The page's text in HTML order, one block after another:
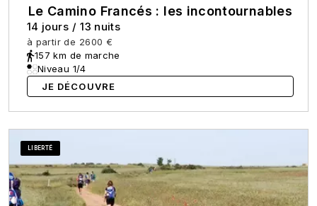
Le Camino Francés : les incontournables
14 jours / 13 nuits
à partir de 2600 €
157 km de marche
Niveau 1/4
JE DÉCOUVRE
LIBERTÉ